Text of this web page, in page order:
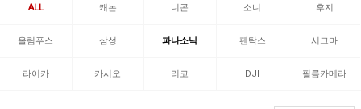
ALL 캐논 니콘 소니 후지
올림푸스 삼성 파나소닉 펜탁스 시그마
라이카 카시오 리코 DJI 필름카메라